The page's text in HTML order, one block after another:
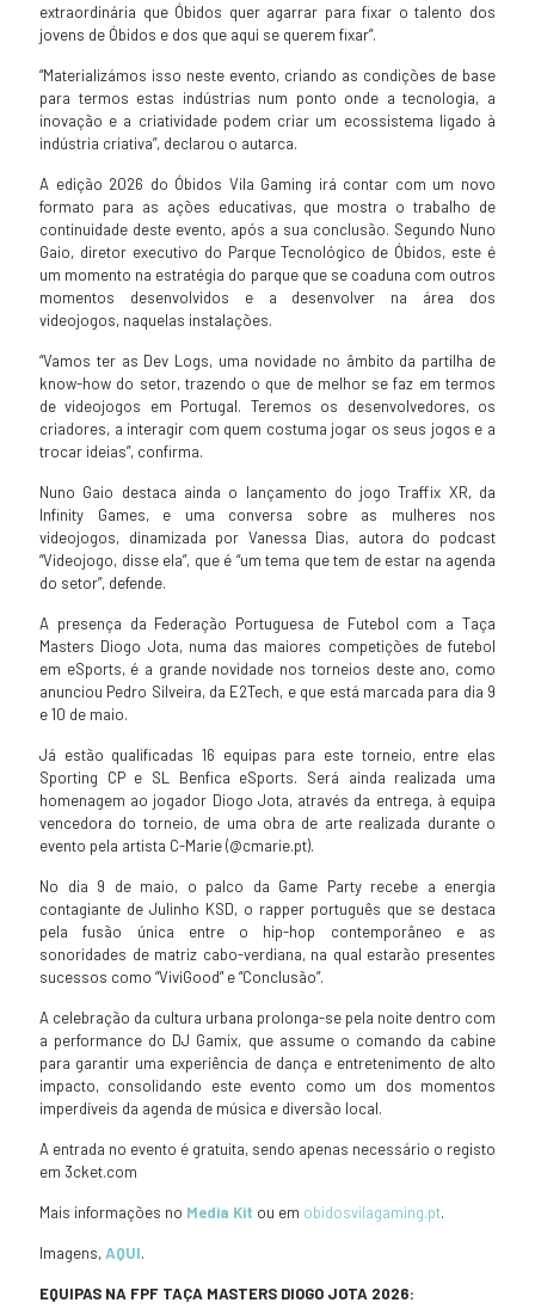
extraordinária que Óbidos quer agarrar para fixar o talento dos
jovens de Óbidos e dos que aqui se querem fixar”.
“Materializámos isso neste evento, criando as condições de base
para termos estas indústrias num ponto onde a tecnologia, a
inovação e a criatividade podem criar um ecossistema ligado à
indústria criativa”, declarou o autarca.
A edição 2026 do Óbidos Vila Gaming irá contar com um novo
formato para as ações educativas, que mostra o trabalho de
continuidade deste evento, após a sua conclusão. Segundo Nuno
Gaio, diretor executivo do Parque Tecnológico de Óbidos, este é
um momento na estratégia do parque que se coaduna com outros
momentos desenvolvidos e a desenvolver na área dos
videojogos, naquelas instalações.
“Vamos ter as Dev Logs, uma novidade no âmbito da partilha de
know-how do setor, trazendo o que de melhor se faz em termos
de videojogos em Portugal. Teremos os desenvolvedores, os
criadores, a interagir com quem costuma jogar os seus jogos e a
trocar ideias”, confirma.
Nuno Gaio destaca ainda o lançamento do jogo Traffix XR, da
Infinity Games, e uma conversa sobre as mulheres nos
videojogos, dinamizada por Vanessa Dias, autora do podcast
“Videojogo, disse ela”, que é “um tema que tem de estar na agenda
do setor”, defende.
A presença da Federação Portuguesa de Futebol com a Taça
Masters Diogo Jota, numa das maiores competições de futebol
em eSports, é a grande novidade nos torneios deste ano, como
anunciou Pedro Silveira, da E2Tech, e que está marcada para dia 9
e 10 de maio.
Já estão qualificadas 16 equipas para este torneio, entre elas
Sporting CP e SL Benfica eSports. Será ainda realizada uma
homenagem ao jogador Diogo Jota, através da entrega, à equipa
vencedora do torneio, de uma obra de arte realizada durante o
evento pela artista C-Marie (@cmarie.pt).
No dia 9 de maio, o palco da Game Party recebe a energia
contagiante de Julinho KSD, o rapper português que se destaca
pela fusão única entre o hip-hop contemporâneo e as
sonoridades de matriz cabo-verdiana, na qual estarão presentes
sucessos como “ViviGood” e “Conclusão”.
A celebração da cultura urbana prolonga-se pela noite dentro com
a performance do DJ Gamix, que assume o comando da cabine
para garantir uma experiência de dança e entretenimento de alto
impacto, consolidando este evento como um dos momentos
imperdíveis da agenda de música e diversão local.
A entrada no evento é gratuita, sendo apenas necessário o registo
em 3cket.com
Mais informações no Media Kit ou em obidosvilagaming.pt.
Imagens,AQUI.
EQUIPAS NA FPF TAÇA MASTERS DIOGO JOTA 2026: